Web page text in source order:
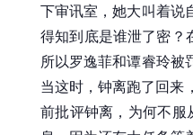
下审讯室，她大叫着说
得知到底是谁泄了密
所以罗逸菲和谭睿玲被
当这时，钟离跑了回来
前批评钟离，为何不